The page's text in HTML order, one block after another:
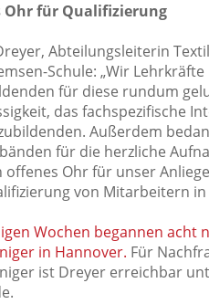
Ohr für Qualifizierung
Abteilungsleiterin
Schule: „Wir
für diese rundum
das fachspezifische
Außerdem
für die herzliche
offenes Ohr für unser
von Mitarbeitern
Wochen begannen acht
in Hannover. Für
ist Dreyer erreichbar